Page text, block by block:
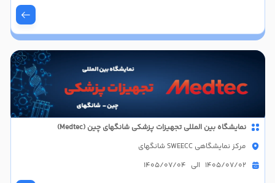
نمایشگاه بین المللی تجهیزات پزشکی شانگهای چین (Medtec)
مرکز نمایشگاهی SWEECC شانگهای
1405/07/02 الی 1405/07/04